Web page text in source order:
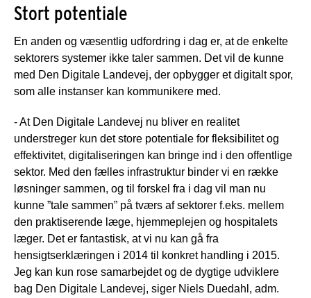
Stort potentiale
En anden og væsentlig udfordring i dag er, at de enkelte
sektorers systemer ikke taler sammen. Det vil de kunne
med Den Digitale Landevej, der opbygger et digitalt spor,
som alle instanser kan kommunikere med.
- At Den Digitale Landevej nu bliver en realitet
understreger kun det store potentiale for fleksibilitet og
effektivitet, digitaliseringen kan bringe ind i den offentlige
sektor. Med den fælles infrastruktur binder vi en række
løsninger sammen, og til forskel fra i dag vil man nu
kunne ”tale sammen” på tværs af sektorer f.eks. mellem
den praktiserende læge, hjemmeplejen og hospitalets
læger. Det er fantastisk, at vi nu kan gå fra
hensigtserklæringen i 2014 til konkret handling i 2015.
Jeg kan kun rose samarbejdet og de dygtige udviklere
bag Den Digitale Landevej, siger Niels Duedahl, adm.